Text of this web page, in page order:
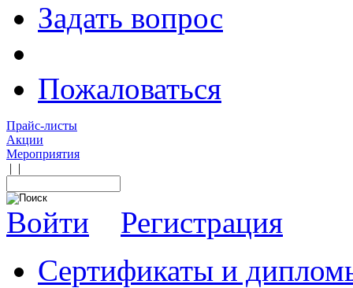
Задать вопрос
Пожаловаться
Прайс-листы
Акции
Мероприятия
| |
Войти
Регистрация
Сертификаты и